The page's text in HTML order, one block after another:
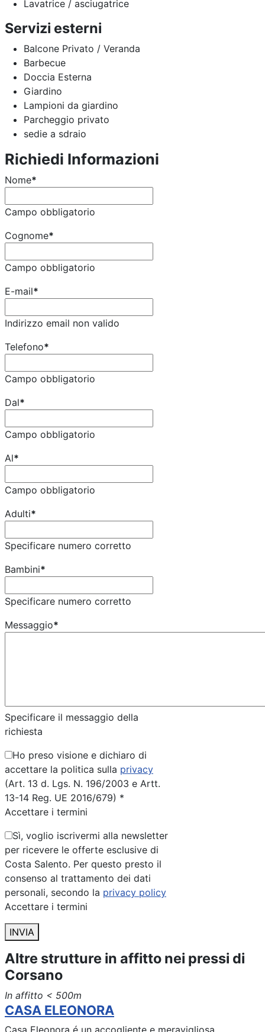
Lavatrice / asciugatrice
Servizi esterni
Balcone Privato / Veranda
Barbecue
Doccia Esterna
Giardino
Lampioni da giardino
Parcheggio privato
sedie a sdraio
Richiedi Informazioni
Nome*
Campo obbligatorio
Cognome*
Campo obbligatorio
E-mail*
Indirizzo email non valido
Telefono*
Campo obbligatorio
Dal*
Campo obbligatorio
Al*
Campo obbligatorio
Adulti*
Specificare numero corretto
Bambini*
Specificare numero corretto
Messaggio*
Specificare il messaggio della
richiesta
Ho preso visione e dichiaro di
accettare la politica sulla privacy
(Art. 13 d. Lgs. N. 196/2003 e Artt.
13-14 Reg. UE 2016/679) *
Accettare i termini
Sì, voglio iscrivermi alla newsletter
per ricevere le offerte esclusive di
Costa Salento. Per questo presto il
consenso al trattamento dei dati
personali, secondo la privacy policy
Accettare i termini
INVIA
Altre strutture in affitto nei pressi di
Corsano
In affitto < 500m
CASA ELEONORA
Casa Eleonora é un accogliente e meravigliosa